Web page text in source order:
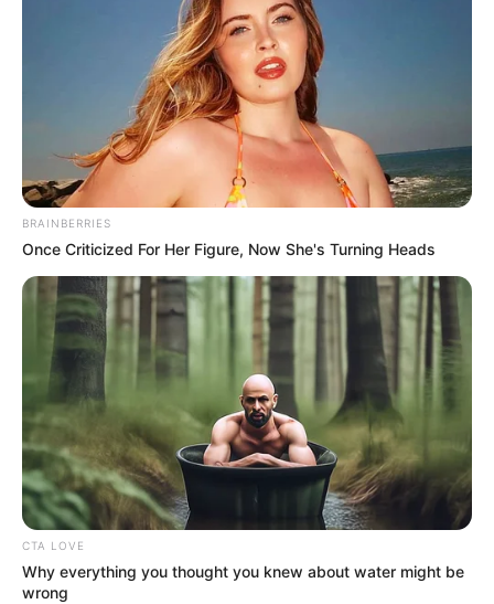
BRAINBERRIES
Once Criticized For Her Figure, Now She's Turning Heads
CTA LOVE
Why everything you thought you knew about water might be
wrong